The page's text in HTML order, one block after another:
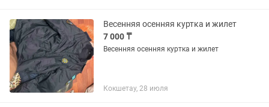
Весенняя осенняя куртка и жилет
7 000 ₸
Весенняя осенняя куртка и жилет
Кокшетау, 28 июля